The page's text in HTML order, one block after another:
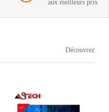
aux meilleurs prix
Découvrez